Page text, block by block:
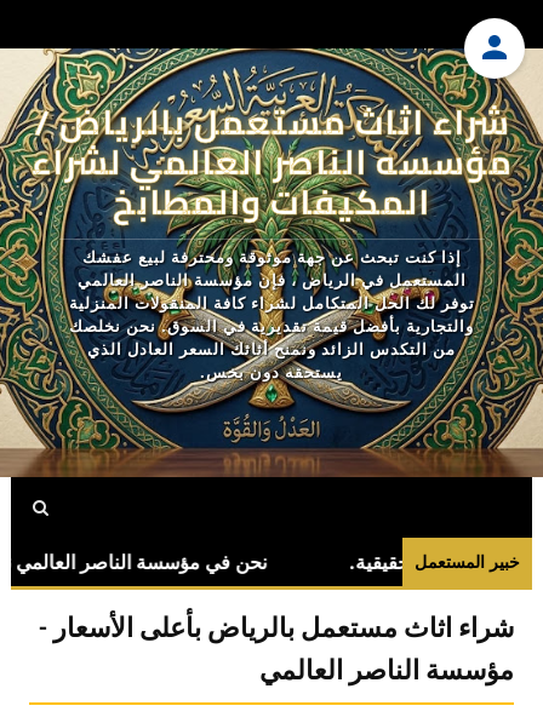
شراء اثاث مستعمل بالرياض /
مؤسسه الناصر العالمي لشراء
المكيفات والمطابخ
إذا كنت تبحث عن جهة موثوقة ومحترفة لبيع عفشك
المستعمل في الرياض ، فإن مؤسسة الناصر العالمي
توفر لك الحل المتكامل لشراء كافة المنقولات المنزلية
والتجارية بأفضل قيمة تقديرية في السوق. نحن نخلصك
من التكدس الزائد ونمنح أثاثك السعر العادل الذي
يستحقه دون بخس.
خبير المستعمل
شراء اثاث مستعمل بالرياض بأعلى الأسعار -
مؤسسة الناصر العالمي